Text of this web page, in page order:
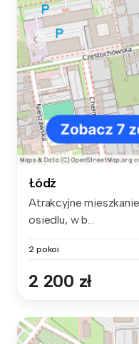
Łódź
Atrakcyjne
osiedlu, w b...
2 pokoi
2 200 zł